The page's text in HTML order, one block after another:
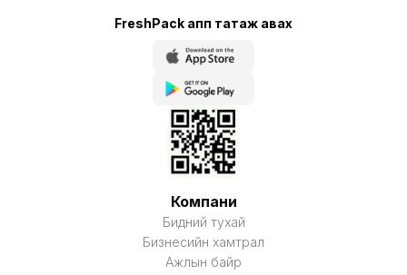
FreshPack апп татаж авaх
Компани
Бидний тухай
Бизнесийн хамтрал
Ажлын байр